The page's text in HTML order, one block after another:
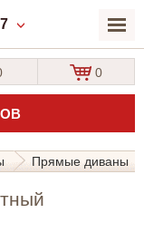
0
Прямые диваны